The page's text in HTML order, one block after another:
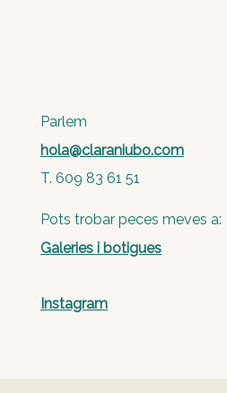
Parlem
hola@claraniubo.com
T. 609 83 61 51
Pots trobar peces meves a:
Galeries i botigues
Instagram